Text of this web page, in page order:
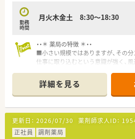
勤務
時間
月火木金土 8:30～18:30
・・＊ 薬局の特徴 ＊・・
■小さい規模ではありますが、その
仕事に取り込むという意識が強く、
■一人でも多くの方から「正確で、親
になる薬局」と思って
頂けるように頑張っております。
詳細を見る
更新日： 2026/07/30 薬剤師求人ID：
正社員
調剤薬局